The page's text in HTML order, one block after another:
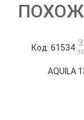
Код: 61534